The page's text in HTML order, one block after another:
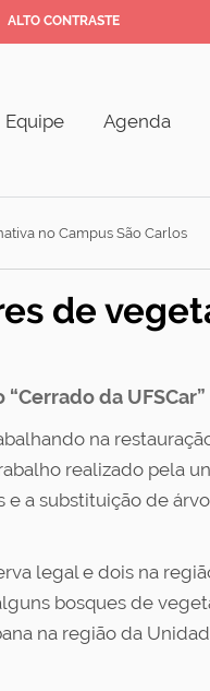
ALTO CONTRASTE
Equipe Agenda
no Campus São Carlos
de
da UFSCar”
na
realizado pela
a substituição de
legal e dois na
bosques de
na região da